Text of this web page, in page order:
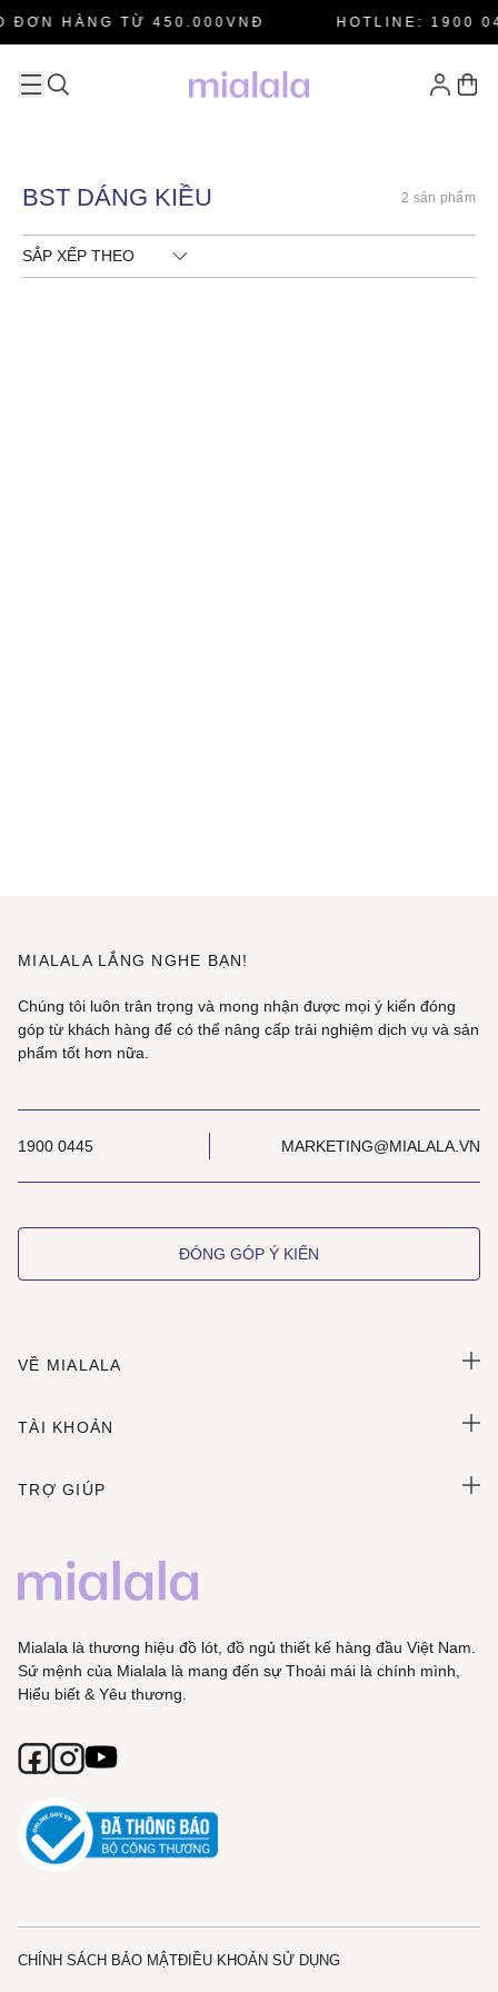
ĐƠN HÀNG TỪ 450.000VNĐ HOTLINE: 1900
BST DÁNG KIỀU 2 sản phẩm
SẮP XẾP THEO
MIALALA LẮNG NGHE BẠN!
Chúng tôi luôn trân trọng và mong nhận được mọi ý kiến đóng
góp từ khách hàng để có thể nâng cấp trải nghiệm dịch vụ và sản
phẩm tốt hơn nữa.
1900 0445 MARKETING@MIALALA.VN
ĐÓNG GÓP Ý KIẾN
VỀ MIALALA
TÀI KHOẢN
TRỢ GIÚP
Mialala là thương hiệu đồ lót, đồ ngủ thiết kế hàng đầu Việt Nam.
Sứ mệnh của Mialala là mang đến sự Thoải mái là chính mình,
Hiểu biết & Yêu thương.
CHÍNH SÁCH BẢO MẬTĐIỀU KHOẢN SỬ DỤNG